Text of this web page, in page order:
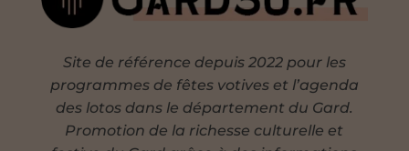
Site de référence depuis 2022 pour les
programmes de fêtes votives et l’agenda
des lotos dans le département du Gard.
Promotion de la richesse culturelle et